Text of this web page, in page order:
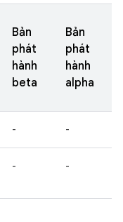
Bản
phát
hành
beta
Bản
phát
hành
alpha
- -
- -